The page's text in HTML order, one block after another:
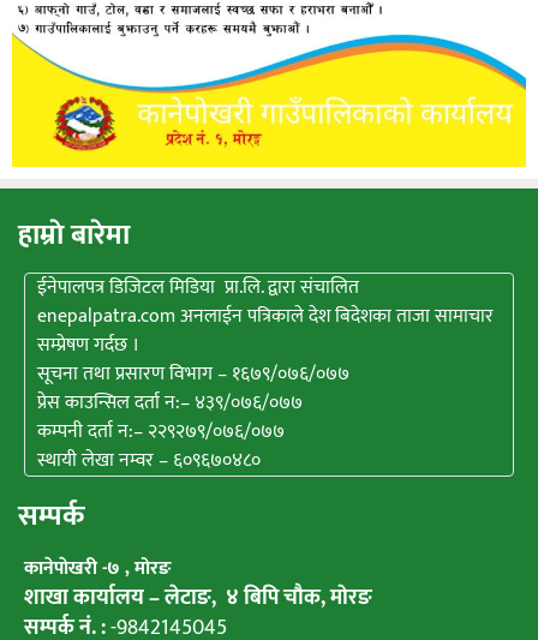
हाम्राे बारेमा
ईनेपालपत्र डिजिटल मिडिया प्रा.लि. द्वारा संचालित
enepalpatra.com अनलाईन पत्रिकाले देश बिदेशका ताजा सामाचार
सम्प्रेषण गर्दछ ।
सूचना तथा प्रसारण विभाग – १६७९/०७६/०७७
प्रेस काउन्सिल दर्ता न:– ४३९/०७६/०७७
कम्पनी दर्ता न:– २२९२७९/०७६/०७७
स्थायी लेखा नम्वर – ६०९६७०४८०
सम्पर्क
कानेपाेखरी -७ , मोरङ
शाखा कार्यालय – लेटाङ, ४ बिपि चाैक, माेरङ
सम्पर्क नं. :-9842145045